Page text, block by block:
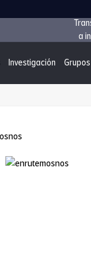
a
Investigación